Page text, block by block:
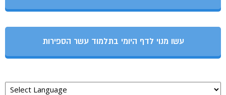
עשו מנוי לדף היומי בתלמוד עשר הספירות